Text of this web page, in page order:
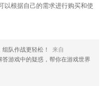
以根据自己的需求进行购买和使
队作战更轻松！
来自
答游戏中的疑惑，帮你在游戏世界